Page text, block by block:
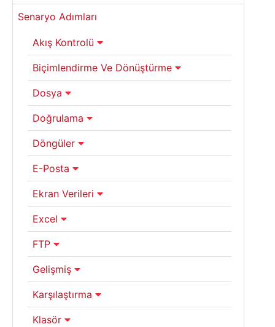
Senaryo Adımları
Akış Kontrolü
Biçimlendirme Ve Dönüştürme
Dosya
Doğrulama
Döngüler
E-Posta
Ekran Verileri
Excel
FTP
Gelişmiş
Karşılaştırma
Klasör